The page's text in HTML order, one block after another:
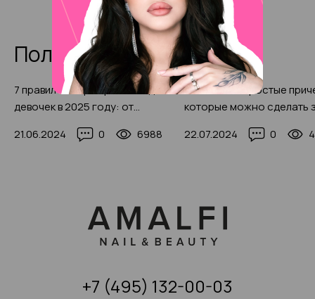
Полезные статьи
7 правил выбора причесок для
девочек в 2025 году: от
фото-примерами)
21.06.2024 0 6988
Стильные и простые
которые можно сделать
идеями)
22.07.2024 0
+7 (495) 132-00-03